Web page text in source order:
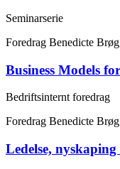
Seminarserie
Foredrag Benedicte
Business Models
Bedriftsinternt foredrag
Foredrag Benedicte
Ledelse,